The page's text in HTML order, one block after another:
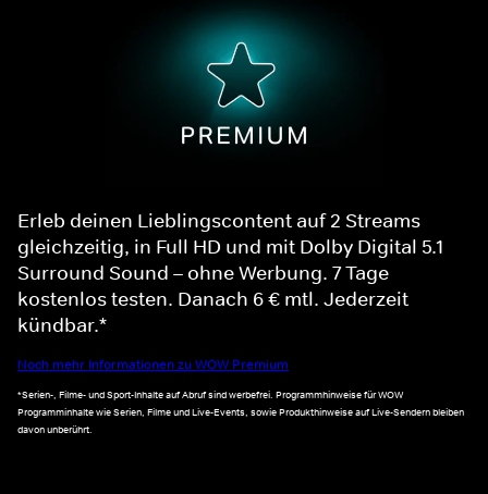
Erleb deinen Lieblingscontent auf 2 Streams
gleichzeitig, in Full HD und mit Dolby Digital 5.1
Surround Sound – ohne Werbung. 7 Tage
kostenlos testen. Danach 6 € mtl. Jederzeit
kündbar.*
Noch mehr Informationen zu WOW Premium
*Serien-, Filme- und Sport-Inhalte auf Abruf sind werbefrei. Programmhinweise für WOW
Programminhalte wie Serien, Filme und Live-Events, sowie Produkthinweise auf Live-Sendern bleiben
davon unberührt.